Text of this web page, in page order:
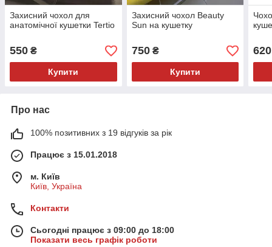
Захисний чохол для
анатомічної кушетки Tertio
550 ₴
Купити
Захисний чохол Beauty
Sun на кушетку
750₴
Купити
620
Про нас
100% позитивних з 19 відгуків за рік
Працює з 15.01.2018
м. Київ
Київ, Україна
Контакти
Сьогодні працює з 09:00 до 18:00
Показати весь графік роботи